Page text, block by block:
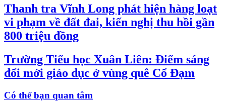
Thanh tra Vĩnh Long phát hiện hàng loạt
vi phạm về đất đai, kiến nghị thu hồi gần
800 triệu đồng
Trường Tiểu học Xuân Liên: Điểm sáng
đổi mới giáo dục ở vùng quê Cổ Đạm
Có thể bạn quan tâm